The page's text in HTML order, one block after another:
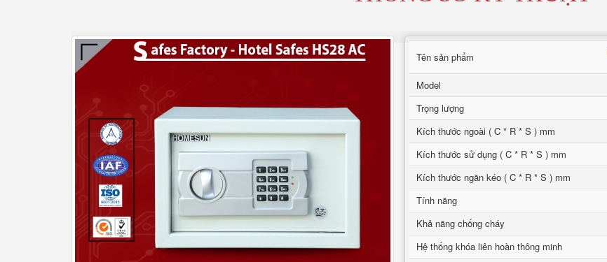
Tên sản phẩm
Model
Trọng lượng
Kích thước ngoài ( C * R * S ) mm
Kích thước sử dụng ( C * R * S ) mm
Kích thước ngăn kéo ( C * R * S ) mm
Tính năng
Khả năng chống cháy
Hệ thống khóa liên hoàn thông minh